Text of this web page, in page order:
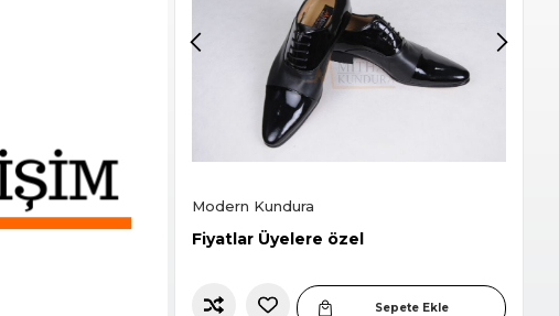
- Modern Kundura
Fiyatlar Üyelere özel
Sepete Ekle